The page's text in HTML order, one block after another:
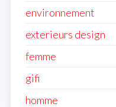
environnement
exterieurs design
femme
gifi
homme